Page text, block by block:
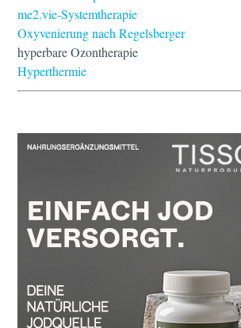
me2.vie-Systemtherapie
Oxyvenierung nach Regelsberger
hyperbare Ozontherapie
Hyperthermie